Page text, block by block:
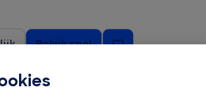
Bekijk snel